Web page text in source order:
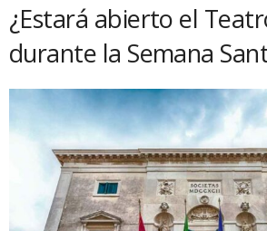
¿Estará abierto el
durante la Semana